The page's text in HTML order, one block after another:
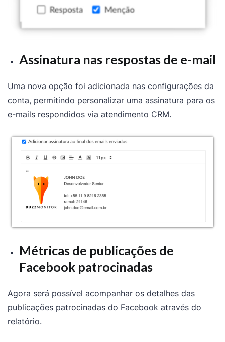
Assinatura nas respostas de e-mail
Uma nova opção foi adicionada nas configurações da
conta, permitindo personalizar uma assinatura para os
e-mails respondidos via atendimento CRM.
Métricas de publicações de
Facebook patrocinadas
Agora será possível acompanhar os detalhes das
publicações patrocinadas do Facebook através do
relatório.